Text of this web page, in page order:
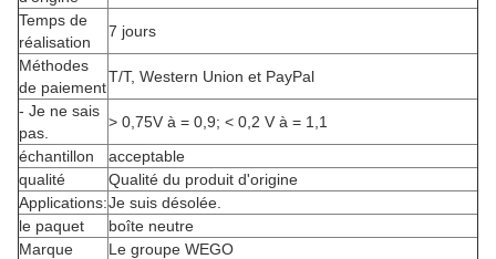
Temps de
réalisation
7 jours
Méthodes
de paiement
T/T, Western Union et PayPal
- Je ne sais
pas.
> 0,75V à = 0,9; < 0,2 V à = 1,1
échantillon
acceptable
qualité
Qualité du produit d'origine
Applications:Je suis désolée.
le paquet
boîte neutre
Marque
Le groupe WEGO